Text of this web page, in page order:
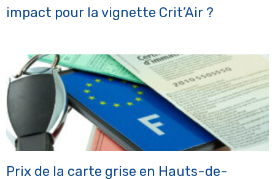
impact pour la vignette Crit’Air ?
Prix de la carte grise en Hauts-de-